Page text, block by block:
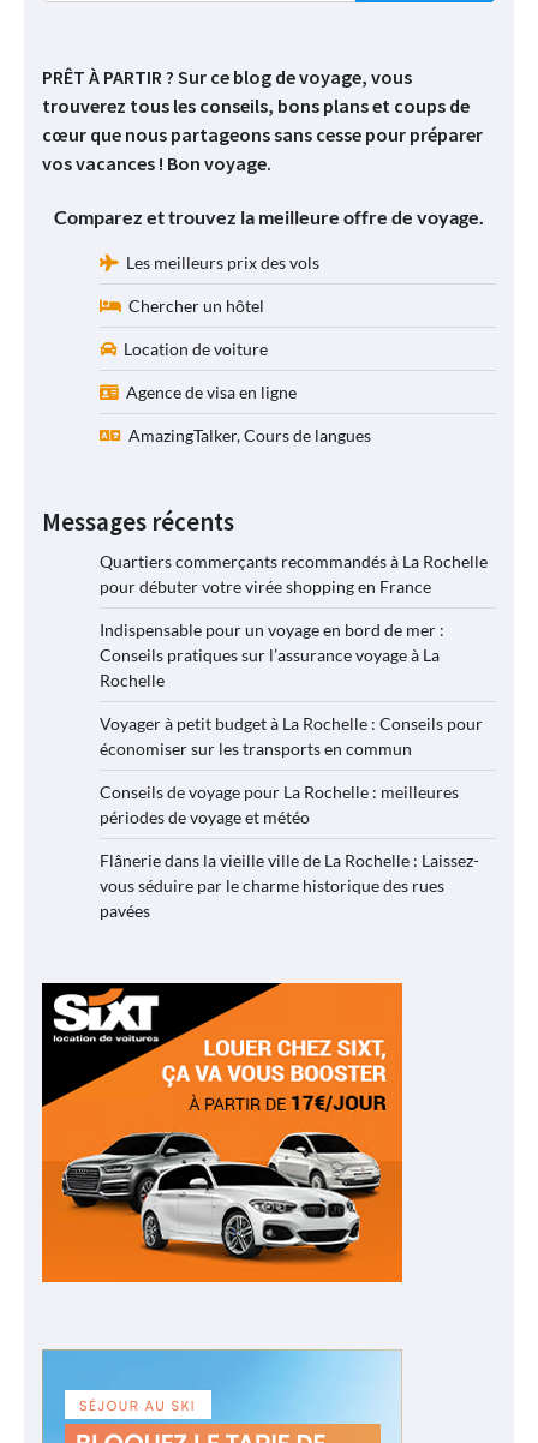
PRÊT À PARTIR ? Sur ce blog de voyage, vous
trouverez tous les conseils, bons plans et coups de
cœur que nous partageons sans cesse pour préparer
vos vacances ! Bon voyage.
Comparez et trouvez la meilleure offre de voyage.
Les meilleurs prix des vols
Chercher un hôtel
Location de voiture
Agence de visa en ligne
AmazingTalker, Cours de langues
Messages récents
Quartiers commerçants recommandés à La Rochelle
pour débuter votre virée shopping en France
Indispensable pour un voyage en bord de mer :
Conseils pratiques sur l’assurance voyage à La
Rochelle
Voyager à petit budget à La Rochelle : Conseils pour
économiser sur les transports en commun
Conseils de voyage pour La Rochelle : meilleures
périodes de voyage et météo
Flânerie dans la vieille ville de La Rochelle : Laissez-
vous séduire par le charme historique des rues
pavées